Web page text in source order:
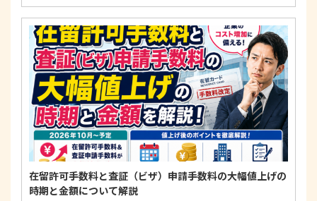
在留許可手数料と査証（ビザ）申請手数料の大幅値上げの
時期と金額について解説